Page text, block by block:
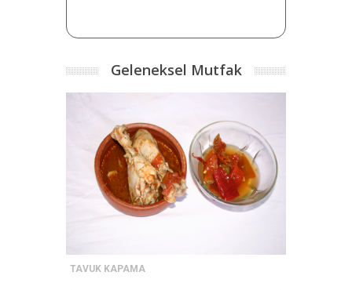
Geleneksel Mutfak
TAVUK KAPAMA